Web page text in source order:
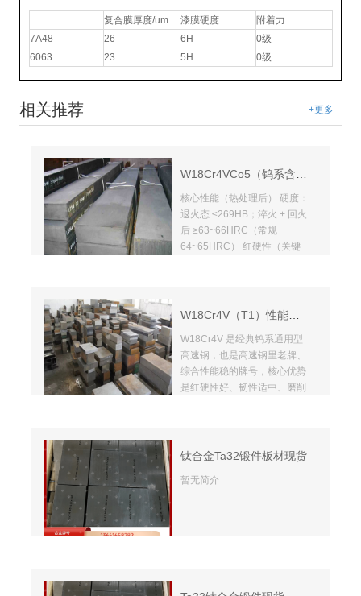
复合膜厚度/um
漆膜硬度
附着力
7A48
26 6H
0级
6063
23 5H 0级
相关推荐 +更多
核心性能（热处理后） 硬度：
退火态 ≤269HB；淬火 + 回火
后 ≥63~66HRC（常规
64~65HRC） 红硬性（关键
适合高速连续切削、高温重载
物 + 钴固溶强化，耐磨性优于
普通 W18Cr4V 韧性：低于
W18Cr4V（钴提升红硬性会
牺牲部分韧性），需严格控制
W18Cr4V 是经典钨系通用型
高速钢，也是高速钢里老牌、
综合性能稳的牌号，核心优势
是红硬性好、韧性适中、磨削
钛合金Ta32锻件板材现货
暂无简介